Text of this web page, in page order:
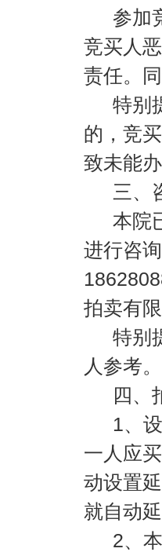
参加
竞买人
责任。
特别
的，竞
致未能
三、
本院
进行咨
拍卖有
特别
人参考
四、
1、
一人应
动设置
就自动
2、